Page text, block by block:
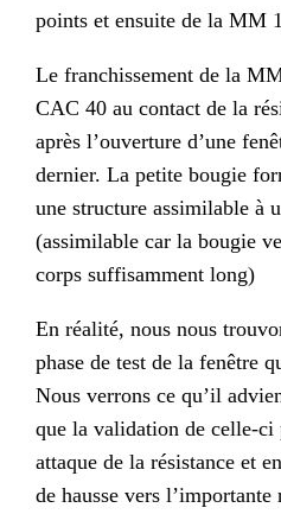
points et ensuite de la MM
Le franchissement de la
CAC 40 au contact de la
après l’ouverture d’une
dernier. La petite bougie
une structure assimilable à
(assimilable car la bougie
corps suffisamment long)
En réalité, nous nous
phase de test de la fenêtre
Nous verrons ce qu’il
que la validation de celle-
attaque de la résistance et
de hausse vers l’importante